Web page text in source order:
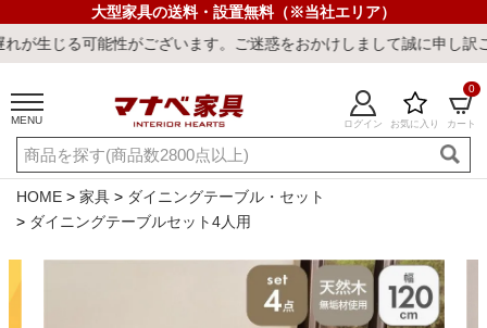
大型家具の送料・設置無料（※当社エリア）
ざいます。ご迷惑をおかけしまして誠に申し訳ございません。
MENU ログイン お気に入り カート
0
ご利用ガイド 新規会員登録
店舗一覧 閲覧履歴
よくある質問
HOME 家具
ダイニングテーブル・セット
ダイニングテーブルセット4人用